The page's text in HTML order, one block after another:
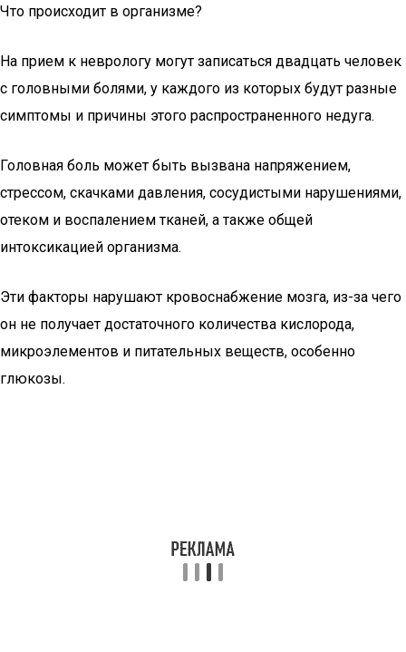
Что происходит в организме?
На прием к неврологу могут записаться двадцать человек
с головными болями, у каждого из которых будут разные
симптомы и причины этого распространенного недуга.
Головная боль может быть вызвана напряжением,
стрессом, скачками давления, сосудистыми нарушениями,
отеком и воспалением тканей, а также общей
интоксикацией организма.
Эти факторы нарушают кровоснабжение мозга, из-за чего
он не получает достаточного количества кислорода,
микроэлементов и питательных веществ, особенно
глюкозы.